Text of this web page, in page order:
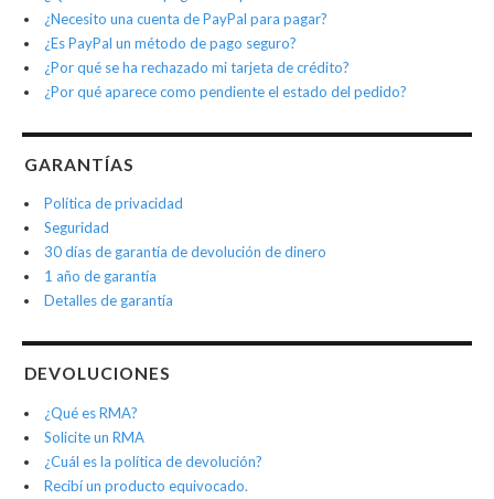
¿Necesito una cuenta de PayPal para pagar?
¿Es PayPal un método de pago seguro?
¿Por qué se ha rechazado mi tarjeta de crédito?
¿Por qué aparece como pendiente el estado del pedido?
GARANTÍAS
Política de privacidad
Seguridad
30 días de garantía de devolución de dinero
1 año de garantía
Detalles de garantía
DEVOLUCIONES
¿Qué es RMA?
Solicite un RMA
¿Cuál es la política de devolución?
Recibí un producto equivocado.